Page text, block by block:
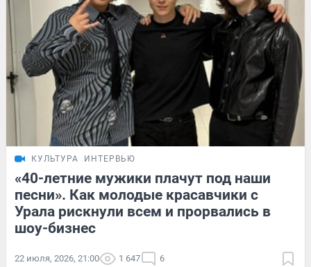
КУЛЬТУРА ИНТЕРВЬЮ
«40-летние мужики плачут под наши
песни». Как молодые красавчики с
Урала рискнули всем и прорвались в
шоу-бизнес
22 июля, 2026, 21:00 1 647 6